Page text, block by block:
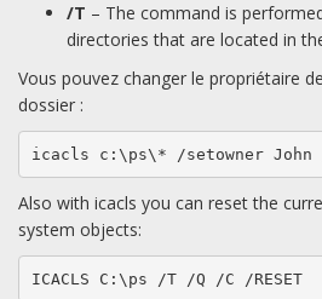
/T – The command is
directories that are located in
Vous pouvez changer le propriétaire
dossier :
icacls c:\ps\* /setowner
Also with icacls you can reset the
system objects:
ICACLS C:\ps /T /Q /C /RESET